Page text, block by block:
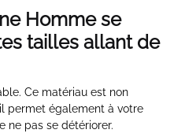
Homme se
tailles allant de
Ce matériau est non
permet également à votre
ne pas se détériorer.